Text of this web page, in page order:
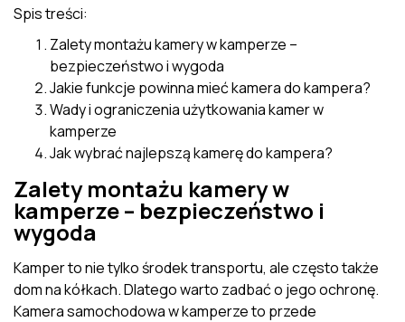
Spis treści:
Zalety montażu kamery w kamperze –
bezpieczeństwo i wygoda
Jakie funkcje powinna mieć kamera do kampera?
Wady i ograniczenia użytkowania kamer w
kamperze
Jak wybrać najlepszą kamerę do kampera?
Zalety montażu kamery w
kamperze – bezpieczeństwo i
wygoda
Kamper to nie tylko środek transportu, ale często także
dom na kółkach. Dlatego warto zadbać o jego ochronę.
Kamera samochodowa w kamperze to przede